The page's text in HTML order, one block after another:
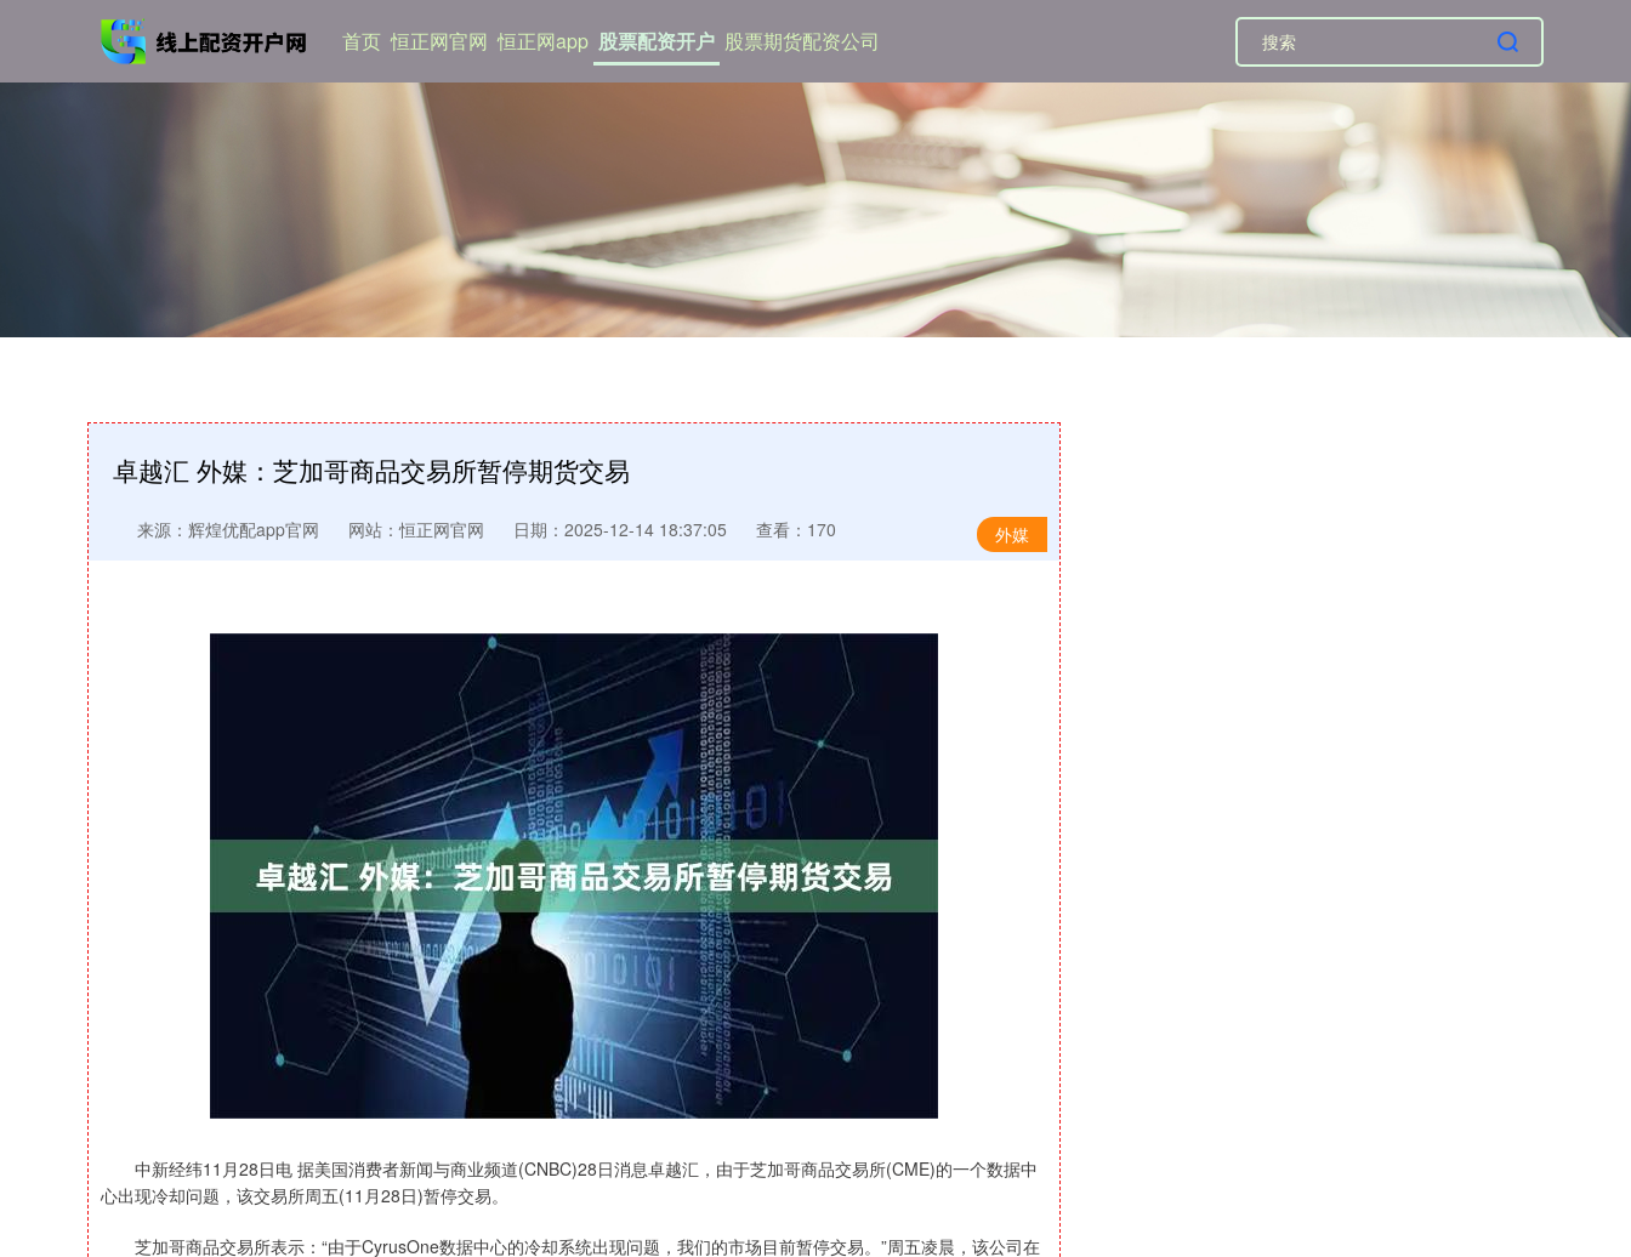
首页 恒正网官网 恒正网app 股票配资开户 股票期货配资公司
卓越汇 外媒：芝加哥商品交易所暂停期货交易
外媒
来源：辉煌优配app官网 网站：恒正网官网 日期：2025-12-14 18:37:05 查看：170
中新经纬11月28日电 据美国消费者新闻与商业频道(CNBC)28日消息卓越汇，由于芝加哥商品交易所(CME)的一个数据中
心出现冷却问题，该交易所周五(11月28日)暂停交易。
芝加哥商品交易所表示：“由于CyrusOne数据中心的冷却系统出现问题，我们的市场目前暂停交易。”周五凌晨，该公司在